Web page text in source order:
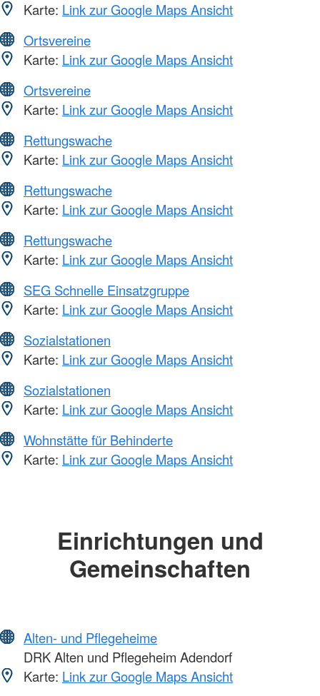
Karte: Link zur Google Maps Ansicht
Ortsvereine
Karte: Link zur Google Maps Ansicht
Ortsvereine
Karte: Link zur Google Maps Ansicht
Rettungswache
Karte: Link zur Google Maps Ansicht
Rettungswache
Karte: Link zur Google Maps Ansicht
Rettungswache
Karte: Link zur Google Maps Ansicht
SEG Schnelle Einsatzgruppe
Karte: Link zur Google Maps Ansicht
Sozialstationen
Karte: Link zur Google Maps Ansicht
Sozialstationen
Karte: Link zur Google Maps Ansicht
Wohnstätte für Behinderte
Karte: Link zur Google Maps Ansicht
Einrichtungen und
Gemeinschaften
Alten- und Pflegeheime
DRK Alten und Pflegeheim Adendorf
Karte: Link zur Google Maps Ansicht